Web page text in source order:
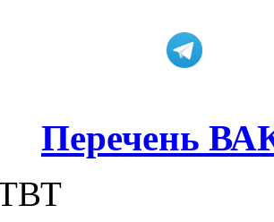
Перечень